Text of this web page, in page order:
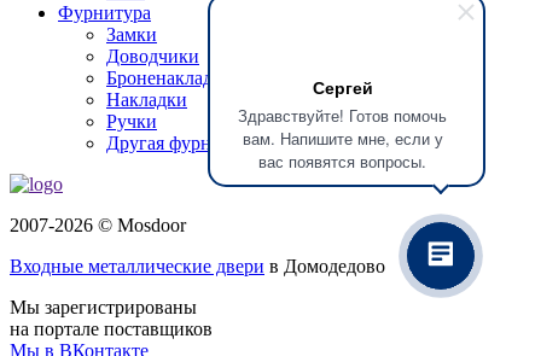
Сергей
Здравствуйте! Готов помочь
вам. Напишите мне, если у
вас появятся вопросы.
Фурнитура
Замки
Доводчики
Броненакладки
Накладки
Ручки
Другая фурнитура
2007-2026 © Mosdoor
Входные металлические двери в Домодедово
Мы зарегистрированы
на портале поставщиков
Мы в ВКонтакте